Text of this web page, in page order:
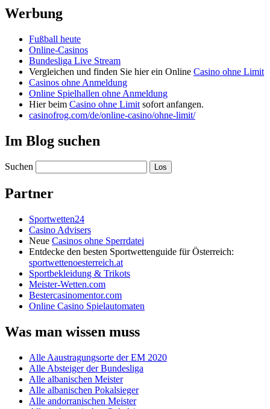
Werbung
Fußball heute
Online-Casinos
Bundesliga Live Stream
Vergleichen und finden Sie hier ein Online Casino ohne Limit
Casinos ohne Anmeldung
Online Spielhallen ohne Anmeldung
Hier beim Casino ohne Limit sofort anfangen.
casinofrog.com/de/online-casino/ohne-limit/
Im Blog suchen
Suchen
Partner
Sportwetten24
Casino Advisers
Neue Casinos ohne Sperrdatei
Entdecke den besten Sportwettenguide für Österreich:
sportwettenoesterreich.at
Sportbekleidung & Trikots
Meister-Wetten.com
Bestercasinomentor.com
Online Casino Spielautomaten
Was man wissen muss
Alle Aaustragungsorte der EM 2020
Alle Absteiger der Bundesliga
Alle albanischen Meister
Alle albanischen Pokalsieger
Alle andorranischen Meister